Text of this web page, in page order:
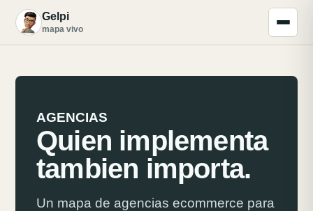
G Gelpi
mapa vivo
AGENCIAS
Quien implementa
tambien importa.
Un mapa de agencias ecommerce para